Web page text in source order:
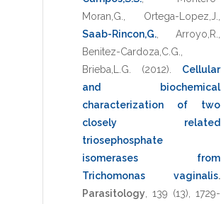
Moran,G.
Ortega-Lopez,J.
Saab-Rincon,G.
Arroyo,R.
Benitez-Cardoza,C.G.
Brieba,L.G.
(2012)
Cellular
and biochemical
characterization of two
closely related
triosephosphate
isomerases from
Trichomonas vaginalis.
Parasitology
139 (13), 1729-